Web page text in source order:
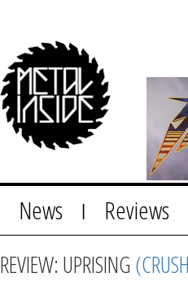
News Reviews
REVIEW: UPRISING